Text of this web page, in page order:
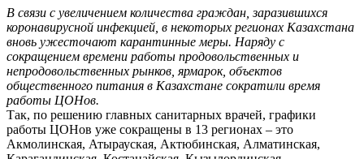
В связи с увеличением количества граждан, заразившихся
коронавирусной инфекцией, в некоторых регионах Казахстана
вновь ужесточают карантинные меры. Наряду с
сокращением времени работы продовольственных и
непродовольственных рынков, ярмарок, объектов
общественного питания в Казахстане сократили время
работы ЦОНов.
Так, по решению главных санитарных врачей, графики
работы ЦОНов уже сокращены в 13 регионах – это
Акмолинская, Атырауская, Актюбинская, Алматинская,